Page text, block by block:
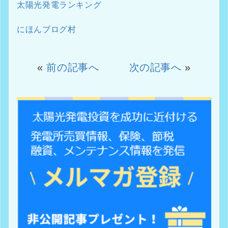
太陽光発電ランキング
にほんブログ村
«前の記事へ 次の記事へ »